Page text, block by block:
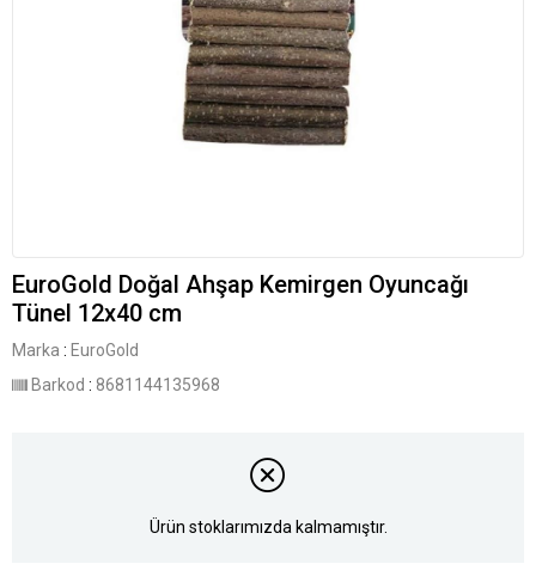
EuroGold Doğal Ahşap Kemirgen Oyuncağı
Tünel 12x40 cm
Marka : EuroGold
Barkod : 8681144135968
Ürün stoklarımızda kalmamıştır.